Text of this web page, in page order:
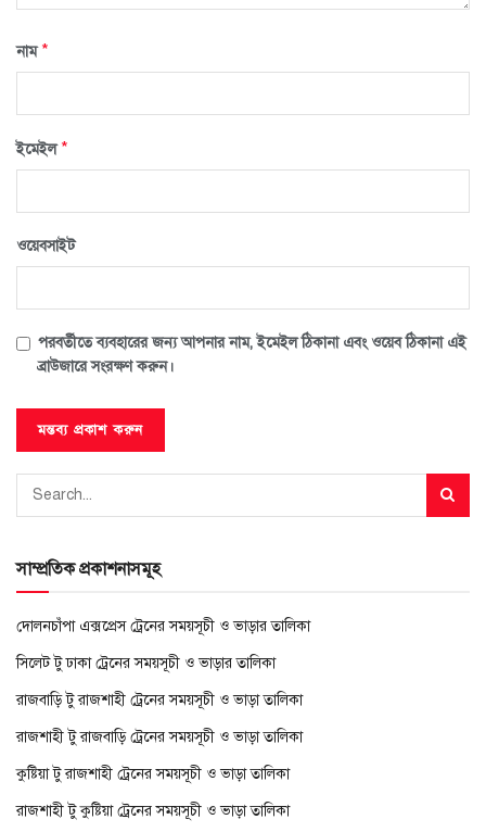
নাম*
ইমেইল*
ওয়েবসাইট
পরবর্তীতে ব্যবহারের জন্য আপনার নাম, ইমেইল ঠিকানা এবং ওয়েব ঠিকানা এই
ব্রাউজারে সংরক্ষণ করুন।
সাম্প্রতিক প্রকাশনাসমূহ
দোলনচাঁপা এক্সপ্রেস ট্রেনের সময়সূচী ও ভাড়ার তালিকা
সিলেট টু ঢাকা ট্রেনের সময়সূচী ও ভাড়ার তালিকা
রাজবাড়ি টু রাজশাহী ট্রেনের সময়সূচী ও ভাড়া তালিকা
রাজশাহী টু রাজবাড়ি ট্রেনের সময়সূচী ও ভাড়া তালিকা
কুষ্টিয়া টু রাজশাহী ট্রেনের সময়সূচী ও ভাড়া তালিকা
রাজশাহী টু কুষ্টিয়া ট্রেনের সময়সূচী ও ভাড়া তালিকা